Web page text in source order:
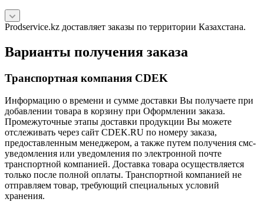
Prodservice.kz доставляет заказы по территории Казахстана.
Варианты получения заказа
Транспортная компания CDEK
Информацию о времени и сумме доставки Вы получаете при
добавлении товара в корзину при Оформлении заказа.
Промежуточные этапы доставки продукции Вы можете
отслеживать через сайт CDEK.RU по номеру заказа,
предоставленным менеджером, а также путем получения смс-
уведомления или уведомления по электронной почте
транспортной компанией. Доставка товара осуществляется
только после полной оплаты. Транспортной компанией не
отправляем товар, требующий специальных условий
хранения.